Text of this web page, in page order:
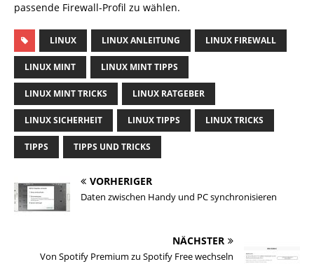
passende Firewall-Profil zu wählen.
LINUX LINUX ANLEITUNG LINUX FIREWALL
LINUX MINT LINUX MINT TIPPS
LINUX MINT TRICKS LINUX RATGEBER
LINUX SICHERHEIT LINUX TIPPS LINUX TRICKS
TIPPS TIPPS UND TRICKS
VORHERIGER
Daten zwischen Handy und PC synchronisieren
NÄCHSTER
Von Spotify Premium zu Spotify Free wechseln